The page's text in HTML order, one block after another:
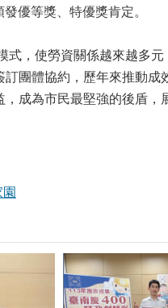
優等獎、特優獎肯定。
，使勞資關係越來越多
團體協約，歷年來推動
成為市民最堅強的後盾